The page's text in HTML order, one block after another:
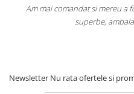
Am mai comandat si mereu a
superbe,
Newsletter Nu rata ofertele si